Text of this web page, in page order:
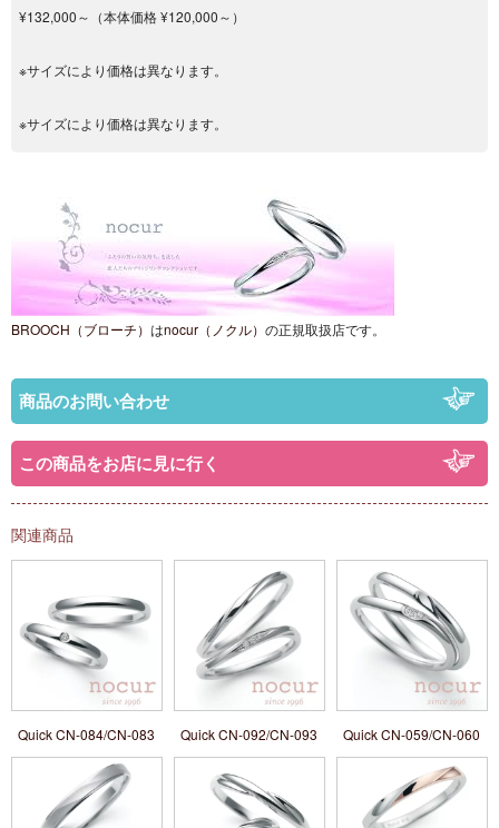
¥132,000～（本体価格 ¥120,000～）
※サイズにより価格は異なります。
※サイズにより価格は異なります。
BROOCH（ブローチ） はnocur（ノクル） の正規取扱店です。
商品のお問い合わせ
この商品をお店に見に行く
関連商品
Quick CN-084/CN-083 Quick CN-092/CN-093 Quick CN-059/CN-060